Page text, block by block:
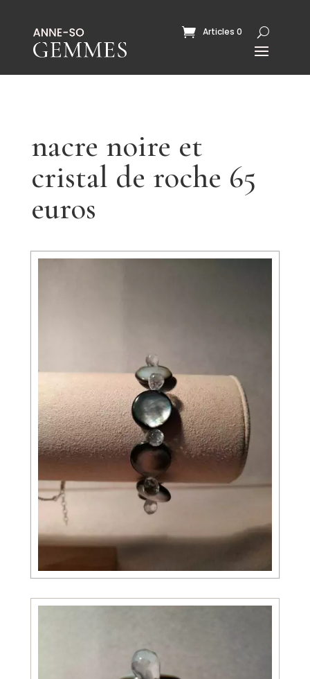
Articles 0
nacre noire et
cristal de roche 65
euros